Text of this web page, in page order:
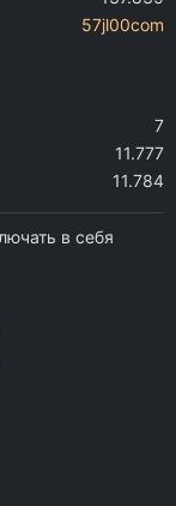
57jl00com
7
11.777
11.784
в себя